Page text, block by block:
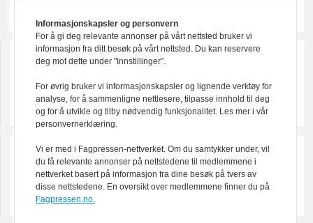
Informasjonskapsler og personvern
For å gi deg relevante annonser på vårt nettsted bruker vi
informasjon fra ditt besøk på vårt nettsted. Du kan reservere
deg mot dette under "Innstillinger".
For øvrig bruker vi informasjonskapsler og lignende verktøy for
analyse, for å sammenligne nettlesere, tilpasse innhold til deg
og for å utvikle og tilby nødvendig funksjonalitet. Les mer i vår
personvernerklæring.
Vi er med i Fagpressen-nettverket. Om du samtykker under, vil
du få relevante annonser på nettstedene til medlemmene i
nettverket basert på informasjon fra dine besøk på tvers av
disse nettstedene. En oversikt over medlemmene finner du på
Fagpressen.no.